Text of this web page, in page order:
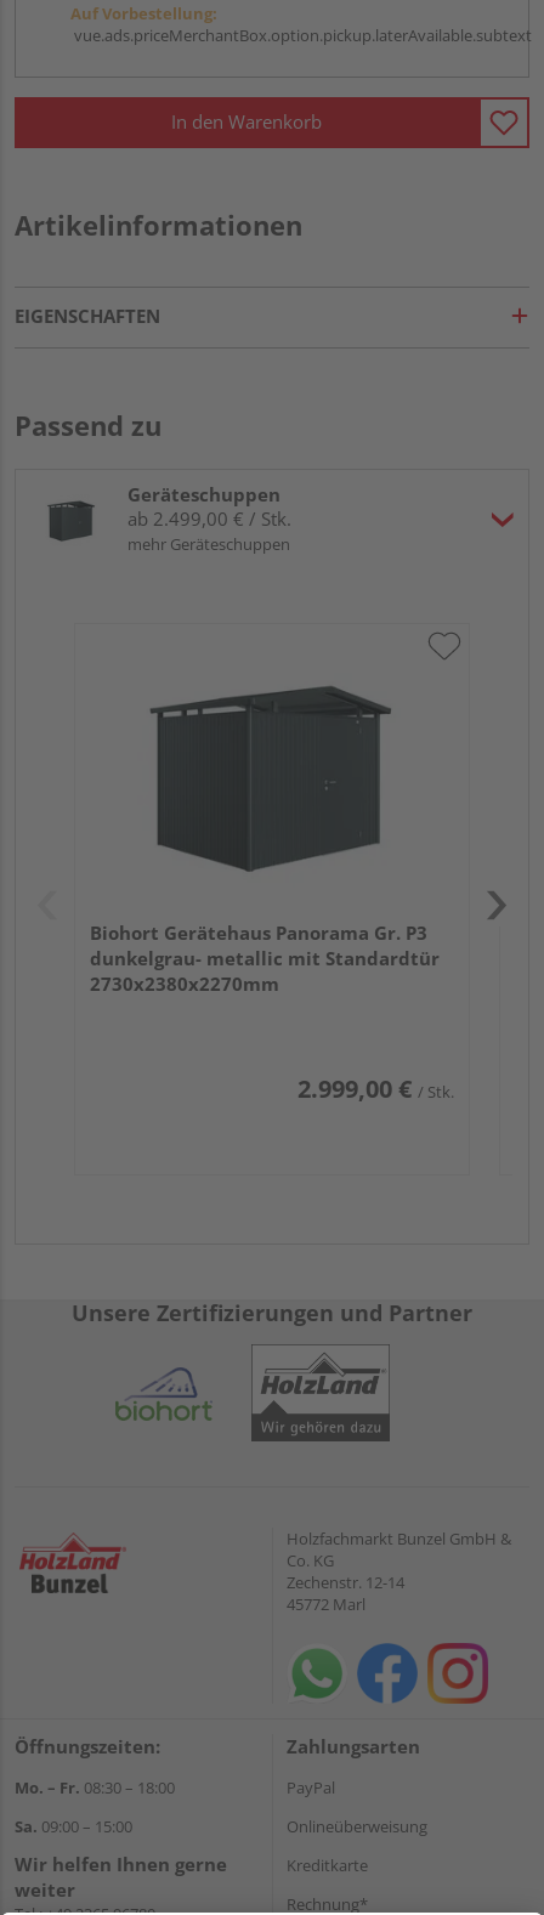
Auf Vorbestellung:
vue.ads.priceMerchantBox.option.pickup.laterAvailable.subtext
In den Warenkorb
Artikelinformationen
EIGENSCHAFTEN
Passend zu
Geräteschuppen
ab 2.499,00 € / Stk.
mehr Geräteschuppen
Biohort Gerätehaus Panorama Gr. P3
dunkelgrau- metallic mit Standardtür
2730x2380x2270mm
2.999,00 € / Stk.
Unsere Zertifizierungen und Partner
Holzfachmarkt Bunzel GmbH &
Co. KG
Zechenstr. 12-14
45772 Marl
Öffnungszeiten:
Mo. – Fr. 08:30 – 18:00
Sa. 09:00 – 15:00
Wir helfen Ihnen gerne
weiter
Zahlungsarten
PayPal
Onlineüberweisung
Kreditkarte
Rechnung*